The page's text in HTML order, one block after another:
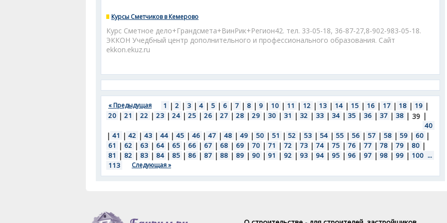
Курсы Сметчиков в Кемерово
Курс Сметное дело+Грандсмета+ВинРик+Регион42. тел. 33-05-18, 36-87-27,8-902-983-05-18.
ЭККОН Учедбный центр дополнительного и профессионального образования. Сайт
ekkon.ekuz.ru
« Предыдущая 1 | 2 | 3 | 4 | 5 | 6 | 7 | 8 | 9 | 10 | 11 | 12 | 13 | 14 | 15 | 16 | 17 | 18 | 19 |
20 | 21 | 22 | 23 | 24 | 25 | 26 | 27 | 28 | 29 | 30 | 31 | 32 | 33 | 34 | 35 | 36 | 37 | 38 | 39 |
40
| 41 | 42 | 43 | 44 | 45 | 46 | 47 | 48 | 49 | 50 | 51 | 52 | 53 | 54 | 55 | 56 | 57 | 58 | 59 | 60 |
61 | 62 | 63 | 64 | 65 | 66 | 67 | 68 | 69 | 70 | 71 | 72 | 73 | 74 | 75 | 76 | 77 | 78 | 79 | 80 |
81 | 82 | 83 | 84 | 85 | 86 | 87 | 88 | 89 | 90 | 91 | 92 | 93 | 94 | 95 | 96 | 97 | 98 | 99 | 100 ...
113
Следующая »